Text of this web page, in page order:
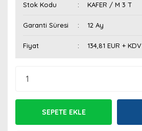
Stok Kodu KAFER / M 3 T
Garanti Süresi 12 Ay
Fiyat 134,81 EUR + KDV
SEPETE EKLE